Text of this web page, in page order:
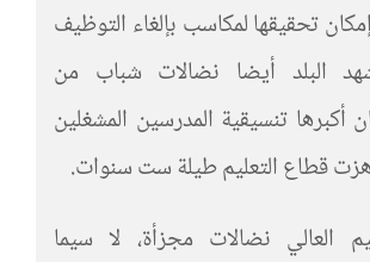
إمكان تحقيقها لمكاسب بإلغاء التوظيف
البلد أيضا نضالات شباب من
أكبرها تنسيقية المدرسين المشغلين
قطاع التعليم طيلة ست سنوات.
العالي نضالات مجزأة، لا سيما